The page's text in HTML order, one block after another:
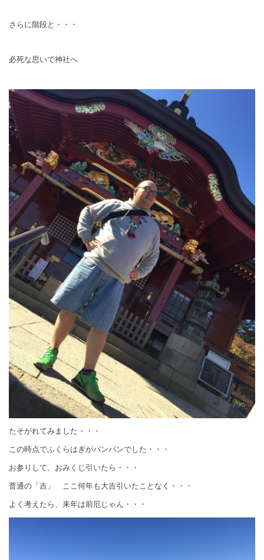
さらに階段と・・・
必死な思いで神社へ
たそがれてみました・・・
この時点でふくらはぎがパンパンでした・・・
お参りして、おみくじ引いたら・・・
普通の「吉」 ここ何年も大吉引いたことなく・・・
よく考えたら、来年は前厄じゃん・・・